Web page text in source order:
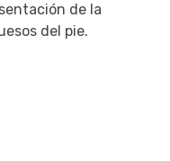
de la
del pie.